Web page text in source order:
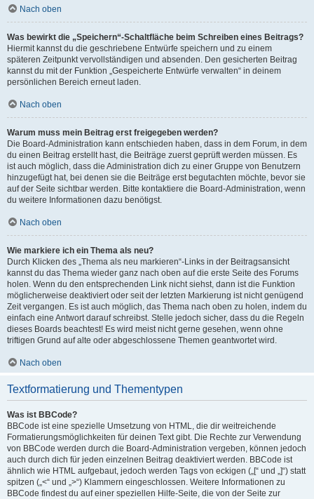
Nach oben
Was bewirkt die „Speichern“-Schaltfläche beim Schreiben eines Beitrags?
Hiermit kannst du die geschriebene Entwürfe speichern und zu einem
späteren Zeitpunkt vervollständigen und absenden. Den gesicherten Beitrag
kannst du mit der Funktion „Gespeicherte Entwürfe verwalten“ in deinem
persönlichen Bereich erneut laden.
Nach oben
Warum muss mein Beitrag erst freigegeben werden?
Die Board-Administration kann entschieden haben, dass in dem Forum, in dem
du einen Beitrag erstellt hast, die Beiträge zuerst geprüft werden müssen. Es
ist auch möglich, dass die Administration dich zu einer Gruppe von Benutzern
hinzugefügt hat, bei denen sie die Beiträge erst begutachten möchte, bevor sie
auf der Seite sichtbar werden. Bitte kontaktiere die Board-Administration, wenn
du weitere Informationen dazu benötigst.
Nach oben
Wie markiere ich ein Thema als neu?
Durch Klicken des „Thema als neu markieren“-Links in der Beitragsansicht
kannst du das Thema wieder ganz nach oben auf die erste Seite des Forums
holen. Wenn du den entsprechenden Link nicht siehst, dann ist die Funktion
möglicherweise deaktiviert oder seit der letzten Markierung ist nicht genügend
Zeit vergangen. Es ist auch möglich, das Thema nach oben zu holen, indem du
einfach eine Antwort darauf schreibst. Stelle jedoch sicher, dass du die Regeln
dieses Boards beachtest! Es wird meist nicht gerne gesehen, wenn ohne
triftigen Grund auf alte oder abgeschlossene Themen geantwortet wird.
Nach oben
Textformatierung und Thementypen
Was ist BBCode?
BBCode ist eine spezielle Umsetzung von HTML, die dir weitreichende
Formatierungsmöglichkeiten für deinen Text gibt. Die Rechte zur Verwendung
von BBCode werden durch die Board-Administration vergeben, können jedoch
auch durch dich für jeden einzelnen Beitrag deaktiviert werden. BBCode ist
ähnlich wie HTML aufgebaut, jedoch werden Tags von eckigen („[“ und „]“) statt
spitzen („<“ und „>“) Klammern eingeschlossen. Weitere Informationen zu
BBCode findest du auf einer speziellen Hilfe-Seite, die von der Seite zur